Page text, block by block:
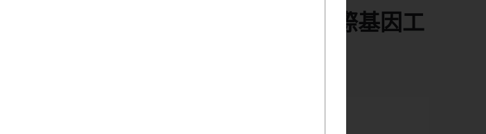
學生組隊 研創新農藥檢測技術 國際基因工